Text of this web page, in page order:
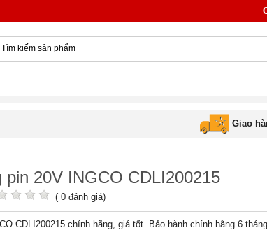
Giao
pin 20V INGCO CDLI200215
( 0 đánh giá)
CDLI200215 chính hãng, giá tốt. Bảo hành chính hãng 6